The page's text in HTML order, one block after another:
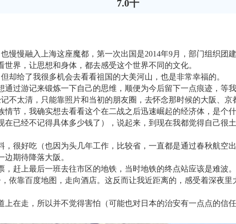
7.0千
慢慢融入上海这座魔都，第一次出国是2014年9月，部门组织团
界，让思想和身体，都去感受这个世界不同的文化。
却给了我很多机会去看看祖国的大美河山，也是非常幸福的。
过游记来锻炼一下自己的思维，顺便为今后留下一点痕迹，等
不太清，只能靠照片和当初的朋友圈，去怀念那时候的大阪、京
节，我确实想去看看这个在二战之后迅速崛起的经济体，是个
已经不记得具体多少钱了），说起来，到现在我都觉得自己很
很好吃（也因为头几年工作，比较省，一直都是通过春秋航空
期待降落大阪。
赶上最后一班去往市区的地铁，当时地铁的终点站应该是难波
依靠百度地图，走向酒店。这反而让我近距离的，感受着深夜
在走，所以并不觉得害怕（可能也对日本的治安有一点点的信